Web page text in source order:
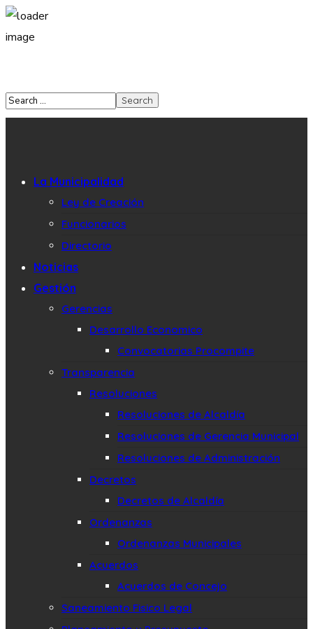
La Municipalidad
Ley de Creación
Funcionarios
Directorio
Noticias
Gestión
Gerencias
Desarrollo Economico
Convocatorias Procompite
Transparencia
Resoluciones
Resoluciones de Alcaldía
Resoluciones de Gerencia Municipal
Resoluciones de Administración
Decretos
Decretos de Alcaldía
Ordenanzas
Ordenanzas Municipales
Acuerdos
Acuerdos de Concejo
Saneamiento Fisico Legal